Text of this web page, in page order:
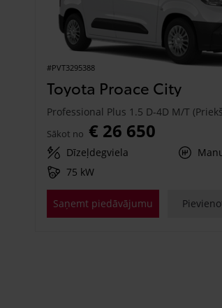
#PVT3295388
Toyota Proace City
Sākot no € 26 650
Dīzeļdegviela
75 kW
Saņemt piedāvājumu